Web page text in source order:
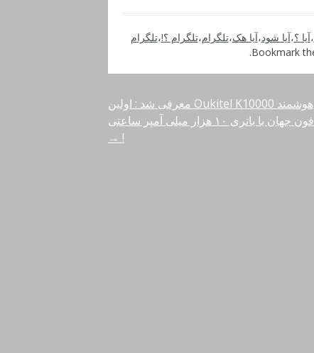
،آیا ؟،آیا شود،آیا هک،تلگرام،تلگرام ؟!،تلگرام
.
گوشی هوشمند Oukitel K10000 معرفی شد : اولین
اسمارت فون جهان با باتری ۱۰ هزار میلی آمپر ساعتی
!
→